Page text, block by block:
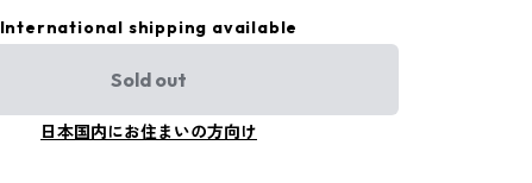
International shipping available
Sold out
日本国内にお住まいの方向け